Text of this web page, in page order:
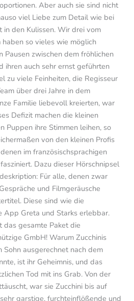
Aber auch sie sind nicht
viel Liebe zum Detail wie bei
den Kulissen. Wir drei vom
so vieles wie möglich
Pausen zwischen dem fröhlichen
ihren auch sehr ernst geführten
zu viele Feinheiten, die Regisseur
über drei Jahre in dem
Familie liebevoll kreierten, war
Defizit machen die kleinen
Puppen ihre Stimmen leihen, so
von den kleinen Profis
im französischsprachigen
Dazu dieser Hörschnipsel
Für alle, denen zwar
und Filmgeräusche
Diese sind wie die
App Greta und Starks erlebbar.
das gesamte Paket die
GmbH! Warum Zucchinis
ausgerechnet nach dem
ist ihr Geheimnis, und das
Tod mit ins Grab. Von der
war sie Zucchini bis auf
garstige, furchteinflößende und